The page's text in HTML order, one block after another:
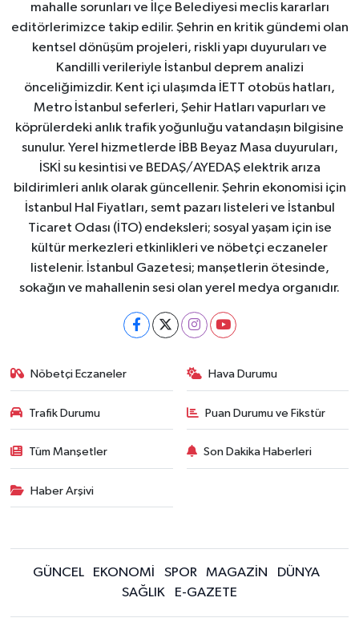
mahalle sorunları ve İlçe Belediyesi meclis kararları
editörlerimizce takip edilir. Şehrin en kritik gündemi olan
kentsel dönüşüm projeleri, riskli yapı duyuruları ve
Kandilli verileriyle İstanbul deprem analizi
önceliğimizdir. Kent içi ulaşımda İETT otobüs hatları,
Metro İstanbul seferleri, Şehir Hatları vapurları ve
köprülerdeki anlık trafik yoğunluğu vatandaşın bilgisine
sunulur. Yerel hizmetlerde İBB Beyaz Masa duyuruları,
İSKİ su kesintisi ve BEDAŞ/AYEDAŞ elektrik arıza
bildirimleri anlık olarak güncellenir. Şehrin ekonomisi için
İstanbul Hal Fiyatları, semt pazarı listeleri ve İstanbul
Ticaret Odası (İTO) endeksleri; sosyal yaşam için ise
kültür merkezleri etkinlikleri ve nöbetçi eczaneler
listelenir. İstanbul Gazetesi; manşetlerin ötesinde,
sokağın ve mahallenin sesi olan yerel medya organıdır.
Nöbetçi Eczaneler Hava Durumu
Trafik Durumu Puan Durumu ve Fikstür
Tüm Manşetler Son Dakika Haberleri
Haber Arşivi
GÜNCEL EKONOMİ SPOR MAGAZİN
DÜNYA
SAĞLIK
E-GAZETE